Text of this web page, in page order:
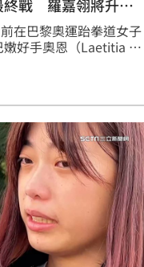
終戰 羅嘉翎將升量
在巴黎奧運跆拳道女子
好手奧恩（Laetitia
她的教練劉聰達相當心
規劃，劉聰達透露，因
來羅嘉翎應該會改踢62